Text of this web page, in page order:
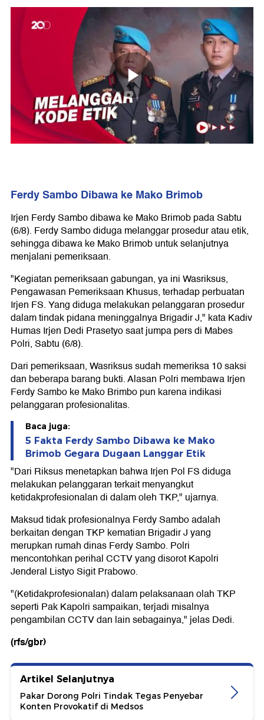
Ferdy Sambo Dibawa ke Mako Brimob
Irjen Ferdy Sambo dibawa ke Mako Brimob pada Sabtu
(6/8). Ferdy Sambo diduga melanggar prosedur atau etik,
sehingga dibawa ke Mako Brimob untuk selanjutnya
menjalani pemeriksaan.
"Kegiatan pemeriksaan gabungan, ya ini Wasriksus,
Pengawasan Pemeriksaan Khusus, terhadap perbuatan
Irjen FS. Yang diduga melakukan pelanggaran prosedur
dalam tindak pidana meninggalnya Brigadir J," kata Kadiv
Humas Irjen Dedi Prasetyo saat jumpa pers di Mabes
Polri, Sabtu (6/8).
Dari pemeriksaan, Wasriksus sudah memeriksa 10 saksi
dan beberapa barang bukti. Alasan Polri membawa Irjen
Ferdy Sambo ke Mako Brimbo pun karena indikasi
pelanggaran profesionalitas.
Baca juga:
5 Fakta Ferdy Sambo Dibawa ke Mako
Brimob Gegara Dugaan Langgar Etik
"Dari Riksus menetapkan bahwa Irjen Pol FS diduga
melakukan pelanggaran terkait menyangkut
ketidakprofesionalan di dalam oleh TKP," ujarnya.
Maksud tidak profesionalnya Ferdy Sambo adalah
berkaitan dengan TKP kematian Brigadir J yang
merupkan rumah dinas Ferdy Sambo. Polri
mencontohkan perihal CCTV yang disorot Kapolri
Jenderal Listyo Sigit Prabowo.
"(Ketidakprofesionalan) dalam pelaksanaan olah TKP
seperti Pak Kapolri sampaikan, terjadi misalnya
pengambilan CCTV dan lain sebagainya," jelas Dedi.
(rfs/gbr)
Artikel Selanjutnya
Pakar Dorong Polri Tindak Tegas Penyebar
Konten Provokatif di Medsos